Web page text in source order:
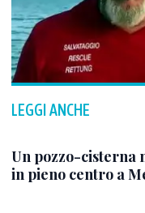
LEGGI ANCHE
Un pozzo-cisterna
in pieno centro a